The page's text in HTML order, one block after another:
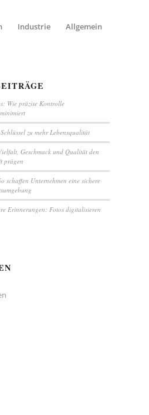
Industrie Allgemein
Wie präzise Kontrolle
zu mehr Lebensqualität
Geschmack und Qualität den
prägen
schaffen Unternehmen eine sichere
Erinnerungen: Fotos digitalisieren